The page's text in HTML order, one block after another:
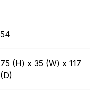
54
75 (H) x 35 (W) x 117
(D)